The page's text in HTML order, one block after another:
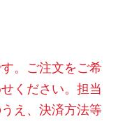
。ご注文をご希
ください。担当
え、決済方法等